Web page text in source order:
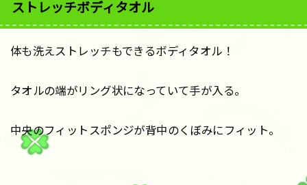
ストレッチボディタオル
体も洗えストレッチもできるボディタオル！
タオルの端がリング状になっていて手が入る。
中央のフィットスポンジが背中のくぼみにフィット。